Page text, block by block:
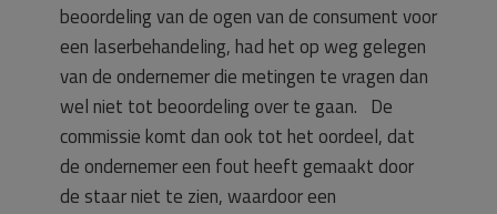
beoordeling van de ogen van de consument voor
een laserbehandeling, had het op weg gelegen
van de ondernemer die metingen te vragen dan
wel niet tot beoordeling over te gaan. De
commissie komt dan ook tot het oordeel, dat
de ondernemer een fout heeft gemaakt door
de staar niet te zien, waardoor een